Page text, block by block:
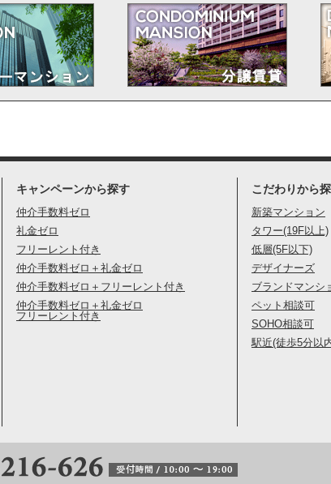
キャンペーンから探す
仲介手数料ゼロ
礼金ゼロ
フリーレント付き
仲介手数料ゼロ＋礼金ゼロ
仲介手数料ゼロ＋フリーレント付き
仲介手数料ゼロ＋礼金ゼロ
フリーレント付き
こだわりから
新築マンション
タワー(19F以上)
低層(5F以下)
デザイナーズ
ブランドマンシ
ペット相談可
SOHO相談可
駅近(徒歩5分以